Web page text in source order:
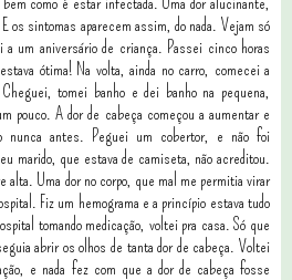
os sintomas aparecem assim, do nada. Vejam só
um aniversário de criança. Passei cinco horas
ótima! Na volta, ainda no carro, comecei a
tomei banho e dei banho na pequena,
pouco. A dor de cabeça começou a aumentar e
antes. Peguei um cobertor, e não foi
marido, que estava de camiseta, não acreditou.
alta. Uma dor no corpo, que mal me permitia virar
Fiz um hemograma e a princípio estava tudo
tomando medicação, voltei pra casa. Só que
abrir os olhos de tanta dor de cabeça. Voltei
e nada fez com que a dor de cabeça fosse